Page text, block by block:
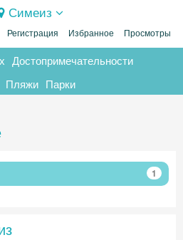
Симеиз
Регистрация Избранное Просмотры
Достопримечательности
Пляжи Парки
1